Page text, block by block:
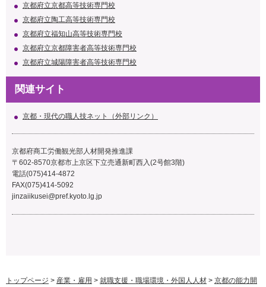
京都府立京都高等技術専門校
京都府立陶工高等技術専門校
京都府立福知山高等技術専門校
京都府立京都障害者高等技術専門校
京都府立城陽障害者高等技術専門校
関連サイト
京都・現代の職人技ネット（外部リンク）
京都府商工労働観光部人材開発推進課
〒602-8570京都市上京区下立売通新町西入(2号館3階)
電話(075)414-4872
FAX(075)414-5092
jinzaiikusei@pref.kyoto.lg.jp
トップページ > 産業・雇用 > 就職支援・職場環境・外国人人材 > 京都の能力開